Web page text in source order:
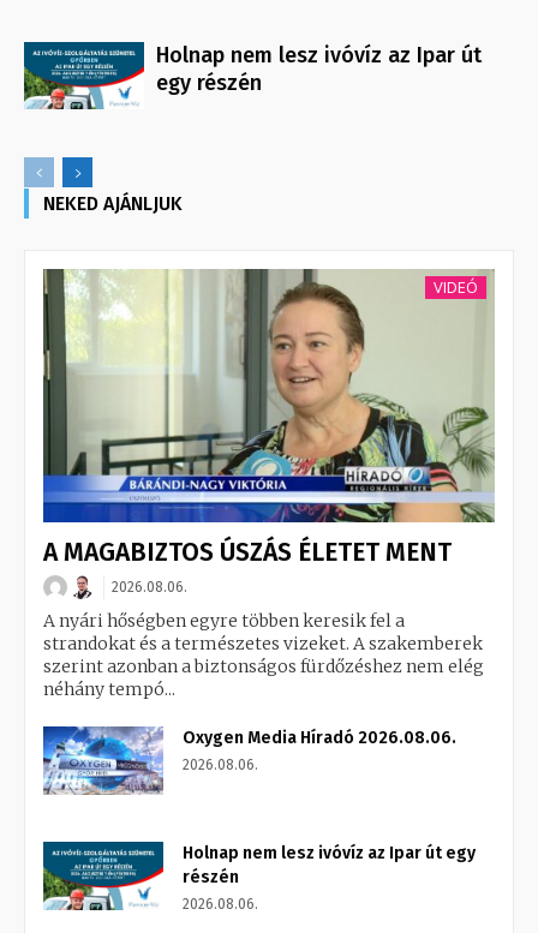
Holnap nem lesz ivóvíz az Ipar út
egy részén
NEKED AJÁNLJUK
VIDEÓ
A MAGABIZTOS ÚSZÁS ÉLETET MENT
2026.08.06.
A nyári hőségben egyre többen keresik fel a
strandokat és a természetes vizeket. A szakemberek
szerint azonban a biztonságos fürdőzéshez nem elég
néhány tempó...
Oxygen Media Híradó 2026.08.06.
2026.08.06.
Holnap nem lesz ivóvíz az Ipar út egy
részén
2026.08.06.